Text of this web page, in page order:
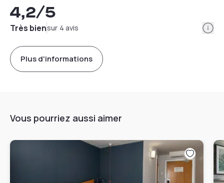
4,2/5
Très biensur 4 avis
Plus d'informations
Vous pourriez aussi aimer